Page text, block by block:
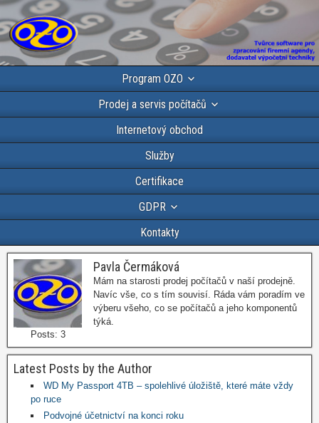
Program OZO
Prodej a servis počítačů
Internetový obchod
Služby
Certifikace
GDPR
Kontakty
Posts: 3
Pavla Čermáková
Mám na starosti prodej počítačů v naší prodejně.
Navíc vše, co s tím souvisí. Ráda vám poradím ve
výberu všeho, co se počítačů a jeho komponentů
týká.
Latest Posts by the Author
WD My Passport 4TB – spolehlivé úložiště, které máte vždy
po ruce
Podvojné účetnictví na konci roku